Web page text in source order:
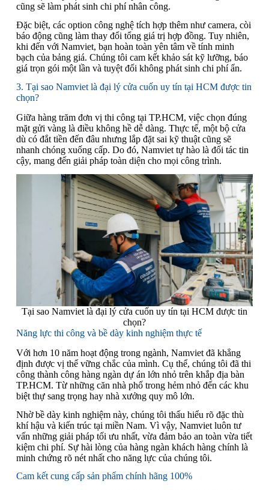
cũng sẽ làm phát sinh chi phí nhân công.
Đặc biệt, các option công nghệ tích hợp thêm như camera, còi
báo động cũng làm thay đổi tổng giá trị hợp đồng. Tuy nhiên,
khi đến với Namviet, bạn hoàn toàn yên tâm về tính minh
bạch của bảng giá. Chúng tôi cam kết khảo sát kỹ lưỡng, báo
giá trọn gói một lần và tuyệt đối không phát sinh chi phí ẩn.
3. Tại sao Namviet là đại lý cửa cuốn uy tín tại HCM được tin
chọn?
Giữa hàng trăm đơn vị thi công tại TP.HCM, việc chọn đúng
mặt gửi vàng là điều không hề dễ dàng. Thực tế, một bộ cửa
dù có đắt tiền đến đâu nhưng lắp đặt sai kỹ thuật cũng sẽ
nhanh chóng xuống cấp. Do đó, Namviet tự hào là đối tác tin
cậy, mang đến giải pháp toàn diện cho mọi công trình.
Tại sao Namviet là đại lý cửa cuốn uy tín tại HCM được tin
chọn?
Năng lực thi công và bề dày kinh nghiệm thực tế
Với hơn 10 năm hoạt động trong ngành, Namviet đã khẳng
định được vị thế vững chắc của mình. Cụ thể, chúng tôi đã thi
công thành công hàng ngàn dự án lớn nhỏ trên khắp địa bàn
TP.HCM. Từ những căn nhà phố trong hẻm nhỏ đến các khu
biệt thự sang trọng hay nhà xưởng quy mô lớn.
Nhờ bề dày kinh nghiệm này, chúng tôi thấu hiểu rõ đặc thù
khí hậu và kiến trúc tại miền Nam. Vì vậy, Namviet luôn tư
vấn những giải pháp tối ưu nhất, vừa đảm bảo an toàn vừa tiết
kiệm chi phí. Sự hài lòng của hàng ngàn khách hàng chính là
minh chứng rõ nét nhất cho năng lực của chúng tôi.
Cam kết cung cấp sản phẩm chính hãng 100%